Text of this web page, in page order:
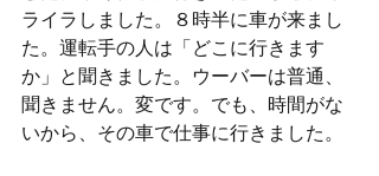
ライラしました。８時半に車が来まし
た。運転手の人は「どこに行きます
か」と聞きました。ウーバーは普通、
聞きません。変です。でも、時間がな
いから、その車で仕事に行きました。